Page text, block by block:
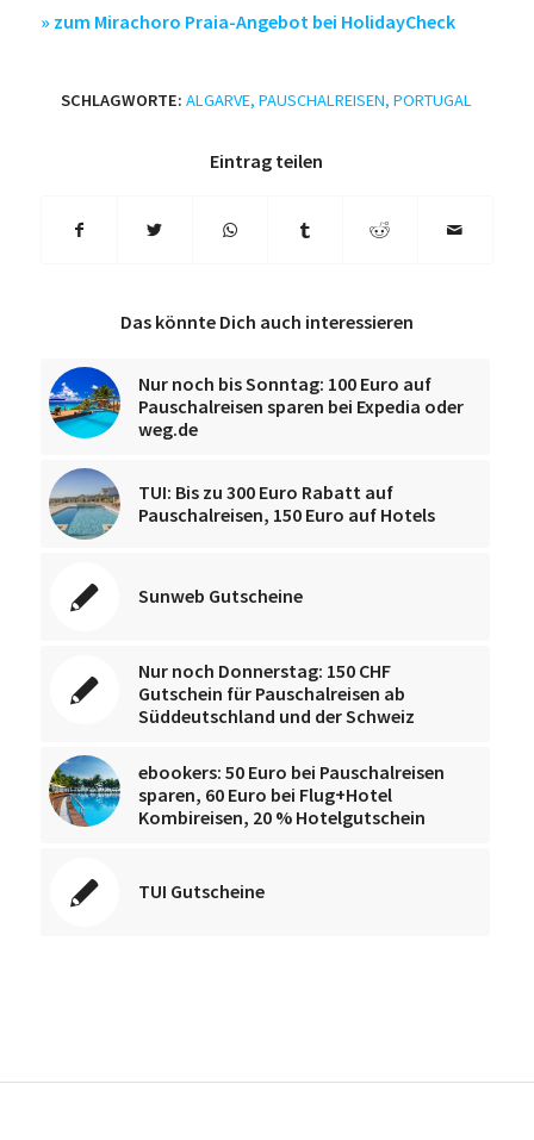
» zum Mirachoro Praia-Angebot bei HolidayCheck
SCHLAGWORTE: ALGARVE,PAUSCHALREISEN,PORTUGAL
Eintrag teilen
Das könnte Dich auch interessieren
Nur noch bis Sonntag: 100 Euro auf
Pauschalreisen sparen bei Expedia oder
weg.de
TUI: Bis zu 300 Euro Rabatt auf
Pauschalreisen, 150 Euro auf Hotels
Sunweb Gutscheine
Nur noch Donnerstag: 150 CHF
Gutschein für Pauschalreisen ab
Süddeutschland und der Schweiz
ebookers: 50 Euro bei Pauschalreisen
sparen, 60 Euro bei Flug+Hotel
Kombireisen, 20 % Hotelgutschein
TUI Gutscheine